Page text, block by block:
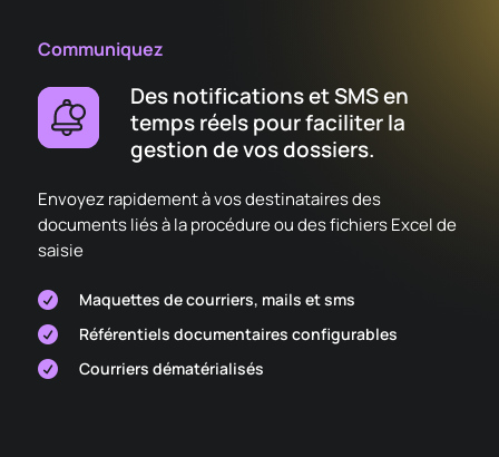
Communiquez
Des notifications et SMS en
temps réels pour faciliter la
gestion de vos dossiers.
Envoyez rapidement à vos destinataires des
documents liés à la procédure ou des fichiers Excel de
saisie
 Maquettes de courriers, mails et sms
 Référentiels documentaires configurables
 Courriers dématérialisés